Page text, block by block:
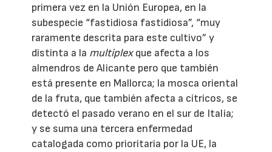
primera vez en la Unión Europea, en la
subespecie “fastidiosa fastidiosa”, “muy
raramente descrita para este cultivo” y
distinta a la multiplexque afecta a los
almendros de Alicante pero que también
está presente en Mallorca; la mosca oriental
de la fruta, que también afecta a cítricos, se
detectó el pasado verano en el sur de Italia;
y se suma una tercera enfermedad
catalogada como prioritaria por la UE, la